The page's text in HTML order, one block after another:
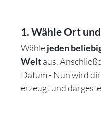
1. Wähle Ort
Wählejeden
Weltaus.
Datum - Nun wird
erzeugt und